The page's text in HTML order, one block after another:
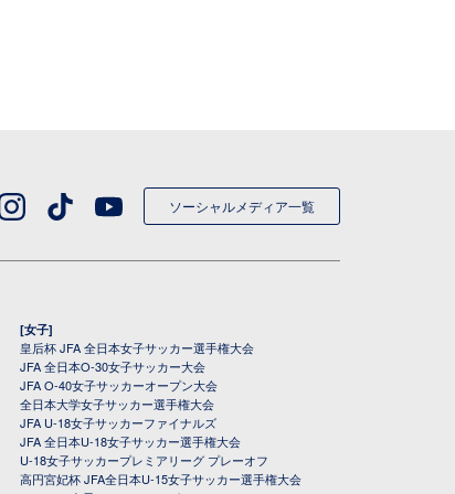
ソーシャルメディア一覧
[女子]
皇后杯 JFA 全日本女子サッカー選手権大会
JFA 全日本O-30女子サッカー大会
JFA O-40女子サッカーオープン大会
全日本大学女子サッカー選手権大会
JFA U-18女子サッカーファイナルズ
JFA 全日本U-18女子サッカー選手権大会
U-18女子サッカープレミアリーグ プレーオフ
高円宮妃杯 JFA全日本U-15女子サッカー選手権大会